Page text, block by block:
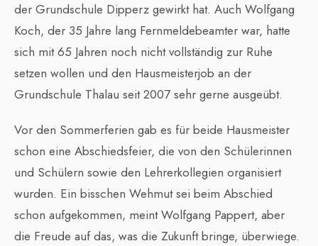
der Grundschule Dipperz gewirkt hat. Auch Wolfgang
Koch, der 35 Jahre lang Fernmeldebeamter war, hatte
sich mit 65 Jahren noch nicht vollständig zur Ruhe
setzen wollen und den Hausmeisterjob an der
Grundschule Thalau seit 2007 sehr gerne ausgeübt.
Vor den Sommerferien gab es für beide Hausmeister
schon eine Abschiedsfeier, die von den Schülerinnen
und Schülern sowie den Lehrerkollegien organisiert
wurden. Ein bisschen Wehmut sei beim Abschied
schon aufgekommen, meint Wolfgang Pappert, aber
die Freude auf das, was die Zukunft bringe, überwiege.